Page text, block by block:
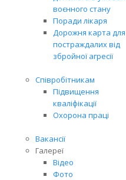
воєнного стану
Поради лікаря
Дорожня карта для
постраждалих від
збройної агресії
Співробітникам
Підвищення
кваліфікації
Охорона праці
Вакансії
Галереї
Відео
Фото